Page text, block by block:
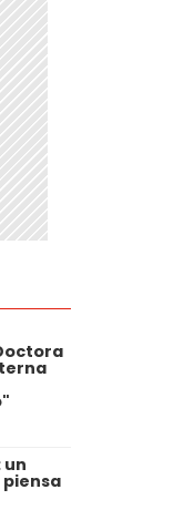
un